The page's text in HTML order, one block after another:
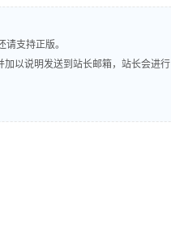
支持正版。
以说明发送到站长邮箱，站长会进行